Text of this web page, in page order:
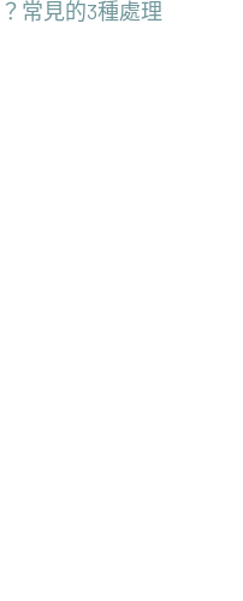
常見的3種處理